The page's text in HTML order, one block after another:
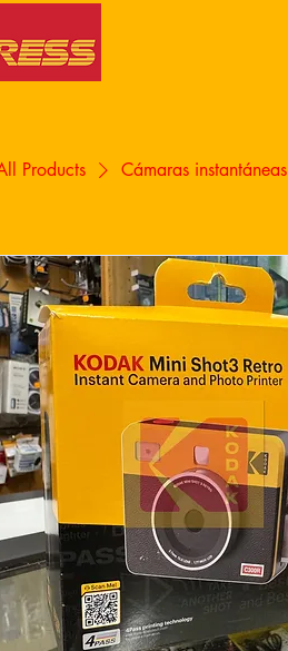
Products Cámaras instantáneas